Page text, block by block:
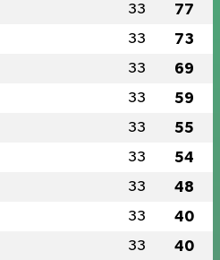
33 77
33 73
33 69
33 59
33 55
33 54
33 48
33 40
33 40